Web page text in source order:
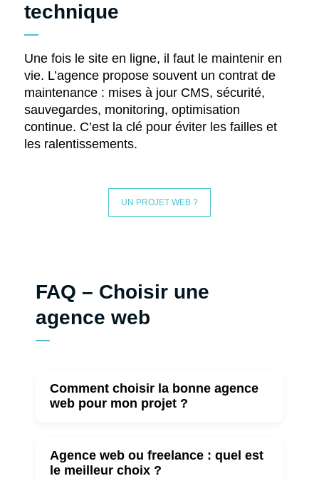
technique
Une fois le site en ligne, il faut le maintenir en
vie. L’agence propose souvent un contrat de
maintenance : mises à jour CMS, sécurité,
sauvegardes, monitoring, optimisation
continue. C’est la clé pour éviter les failles et
les ralentissements.
UN PROJET WEB ?
FAQ – Choisir une
agence web
Comment choisir la bonne agence
web pour mon projet ?
Agence web ou freelance : quel est
le meilleur choix ?